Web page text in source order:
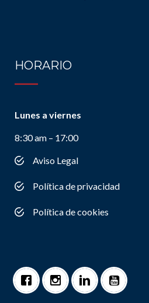
HORARIO
Lunes a viernes
8:30 am – 17:00
Aviso Legal
Política de privacidad
Política de cookies